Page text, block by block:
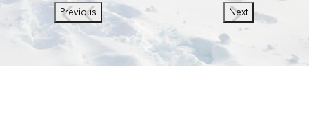
Previous Next